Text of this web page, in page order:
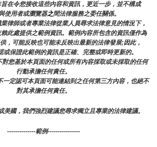
在令您接收這些內容和資訊，更近一步，並不構成
使用者或瀏覽器之間法律服務之委任關係。
律師或者專業法律從業人員尋求法律意見的情況下，
此處提供之範例資訊。範例內容所包含的資訊僅作為
，可能反映也可能未反映出最新的法律發展;因此，
或保證此範例的資訊是正確、完整或即時更新的。
您基於本頁面的任何或所有內容採取或未採取的任何
行動承擔任何責任。
一定認可本頁面可能連結到之任何第三方內容，也絕不
對其承擔任何責任。
美國，我們強烈建議您尋求獨立且專業的法律建議。
--------------範例----------------